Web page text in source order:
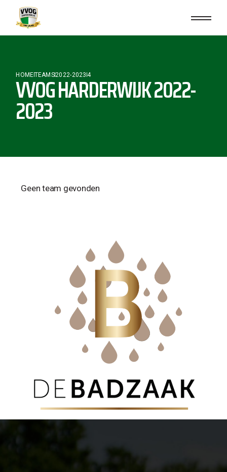
HOMETEAMS2022-2023 4
VVOG HARDERWIJK 2022-
2023
Geen team gevonden